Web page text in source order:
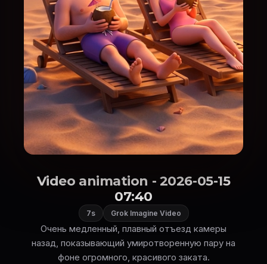
Video animation - 2026-05-15
07:40
7s Grok Imagine Video
Очень медленный, плавный отъезд камеры
назад, показывающий умиротворенную пару на
фоне огромного, красивого заката.